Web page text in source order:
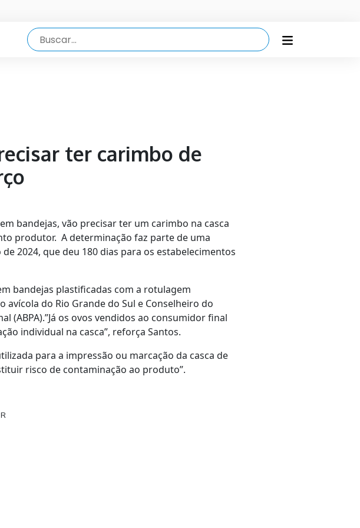
ter carimbo de
bandejas, vão precisar ter um carimbo na casca
produtor. A determinação faz parte de uma
2024, que deu 180 dias para os estabelecimentos
bandejas plastificadas com a rotulagem
avícola do Rio Grande do Sul e Conselheiro do
(ABPA).”Já os ovos vendidos ao consumidor final
individual na casca”, reforça Santos.
para a impressão ou marcação da casca de
risco de contaminação ao produto”.